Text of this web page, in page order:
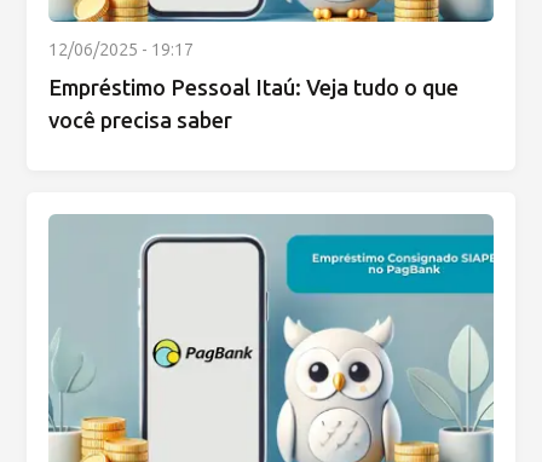
12/06/2025 - 19:17
Empréstimo Pessoal Itaú: Veja tudo o que
você precisa saber